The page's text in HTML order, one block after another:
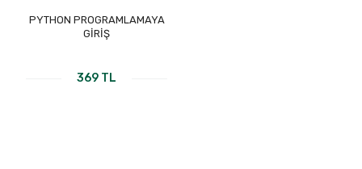
PYTHON PROGRAMLAMAYA
GİRİŞ
369 TL